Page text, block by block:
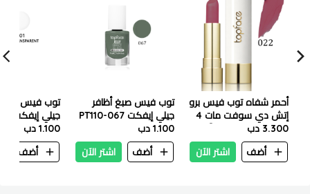
أحمر شفاه توب فيس برو
إتش دي سوفت مات 4
غرام - PT158-022 آيدول
3.300 دب
أضف
اشتر الآن
توب فيس صبغ أظافر
جيلي إيفكت PT110-067
1.100 دب
أضف
اشتر الآن
PT110-001
1.100 دب
أضف